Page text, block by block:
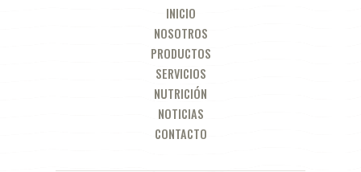
INICIO
NOSOTROS
PRODUCTOS
SERVICIOS
NUTRICIÓN
NOTICIAS
CONTACTO